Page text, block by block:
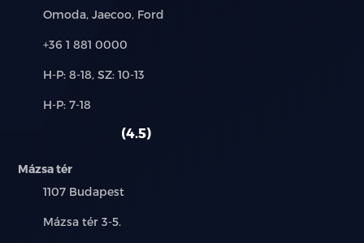
Márkák:
Omoda, Jaecoo, Ford
Telefon:
+36 1 881 0000
Új-
használt
H-P: 8-18, SZ: 10-13
Alkatrész,
H-P: 7-18
4.5
Mázsa tér
Település:
1107 Budapest
Cím:
Mázsa tér 3-5.